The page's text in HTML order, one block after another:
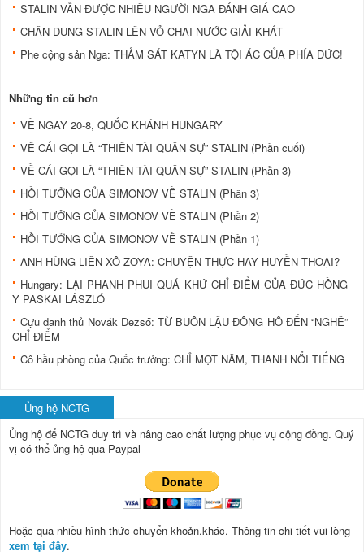
STALIN VẪN ĐƯỢC NHIỀU NGƯỜI NGA ĐÁNH GIÁ CAO
CHÂN DUNG STALIN LÊN VỎ CHAI NƯỚC GIẢI KHÁT
Phe cộng sản Nga: THẢM SÁT KATYN LÀ TỘI ÁC CỦA PHÍA ĐỨC!
Những tin cũ hơn
VỀ NGÀY 20-8, QUỐC KHÁNH HUNGARY
VỀ CÁI GỌI LÀ “THIÊN TÀI QUÂN SỰ” STALIN (Phần cuối)
VỀ CÁI GỌI LÀ “THIÊN TÀI QUÂN SỰ” STALIN (Phần 3)
HỒI TƯỞNG CỦA SIMONOV VỀ STALIN (Phần 3)
HỒI TƯỞNG CỦA SIMONOV VỀ STALIN (Phần 2)
HỒI TƯỞNG CỦA SIMONOV VỀ STALIN (Phần 1)
ANH HÙNG LIÊN XÔ ZOYA: CHUYỆN THỰC HAY HUYỀN THOẠI?
Hungary: LẠI PHANH PHUI QUÁ KHỨ CHỈ ĐIỂM CỦA ĐỨC HỒNG
Y PASKAI LÁSZLÓ
Cựu danh thủ Novák Dezső: TỪ BUÔN LẬU ÐỒNG HỒ ÐẾN “NGHỀ”
CHỈ ÐIỂM
Cô hầu phòng của Quốc trưởng: CHỈ MỘT NĂM, THÀNH NỔI TIẾNG
Ủng hộ NCTG
Ủng hộ để NCTG duy trì và nâng cao chất lượng phục vụ cộng đồng. Quý
vị có thể ủng hộ qua Paypal
Hoặc qua nhiều hình thức chuyển khoản.khác. Thông tin chi tiết vui lòng
xem tại đây.